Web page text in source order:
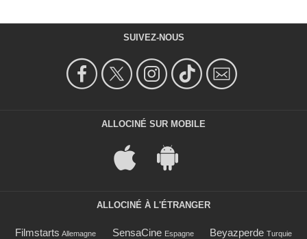
SUIVEZ-NOUS
ALLOCINÉ SUR MOBILE
ALLOCINÉ À L'ÉTRANGER
Filmstarts Allemagne SensaCine Espagne Beyazperde Turquie